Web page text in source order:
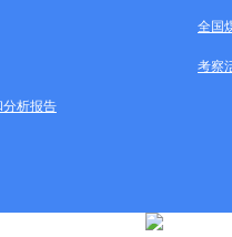
全国
考察
分析报告